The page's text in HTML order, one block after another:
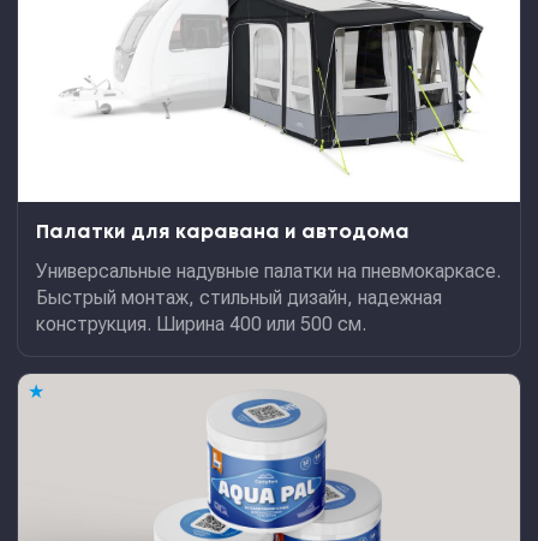
Палатки для каравана и автодома
Универсальные надувные палатки на пневмокаркасе.
Быстрый монтаж, стильный дизайн, надежная
конструкция. Ширина 400 или 500 см.
★